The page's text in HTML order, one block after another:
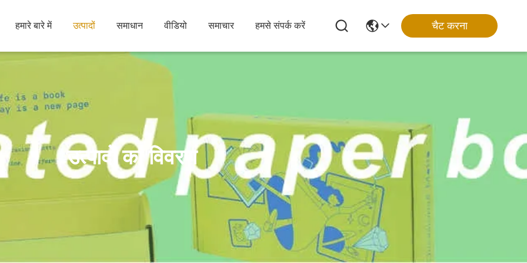
हमारे बारे में उत्पादों समाधान वीडियो समाचार हमसे संपर्क करें चैट करना
उत्पादों का विवरण